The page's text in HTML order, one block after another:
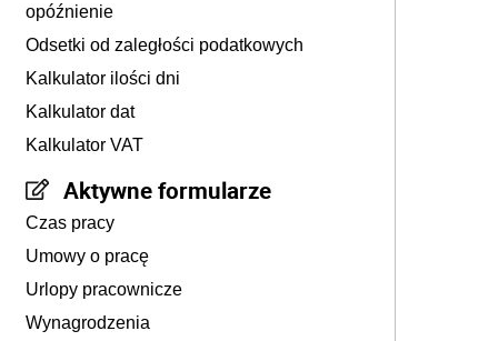
opóźnienie
Odsetki od zaległości podatkowych
Kalkulator ilości dni
Kalkulator dat
Kalkulator VAT
Aktywne formularze
Czas pracy
Umowy o pracę
Urlopy pracownicze
Wynagrodzenia